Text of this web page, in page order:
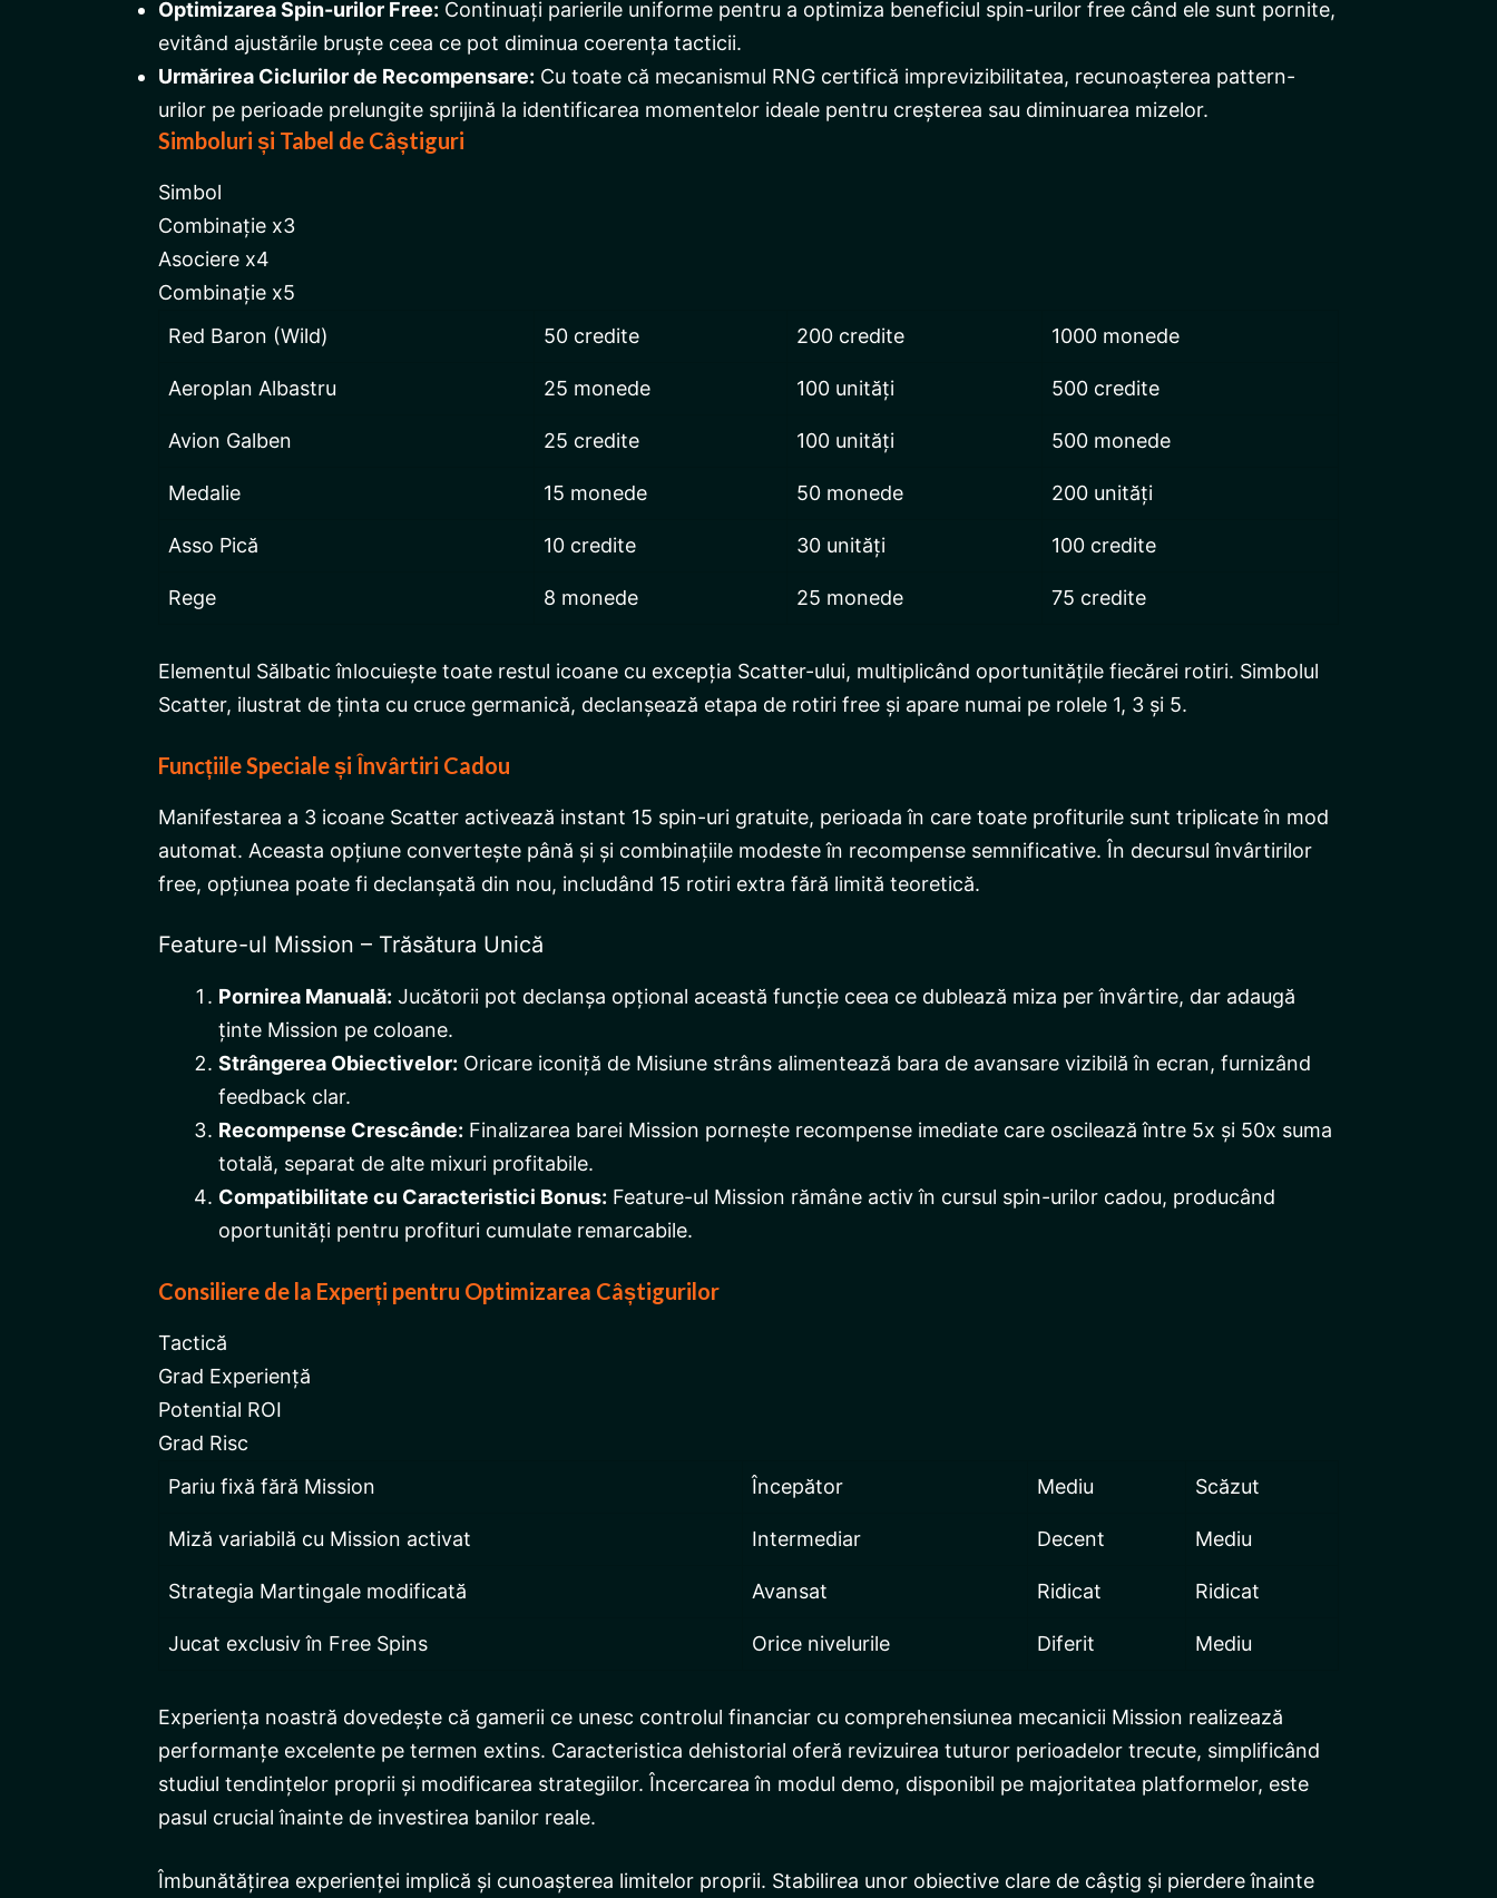
Optimizarea Spin-urilor Free: Continuați parierile uniforme pentru a optimiza beneficiul spin-urilor free când ele sunt pornite,
evitând ajustările bruște ceea ce pot diminua coerența tacticii.
Urmărirea Ciclurilor de Recompensare: Cu toate că mecanismul RNG certifică imprevizibilitatea, recunoașterea pattern-
urilor pe perioade prelungite sprijină la identificarea momentelor ideale pentru creșterea sau diminuarea mizelor.
Simboluri și Tabel de Câștiguri
Simbol
Combinație x3
Asociere x4
Combinație x5
Red Baron (Wild)
50 credite 200 credite 1000 monede
Aeroplan Albastru 25 monede 100 unități 500 credite
Avion Galben 25 credite 100 unități 500 monede
Medalie 15 monede 50 monede 200 unități
Asso Pică 10 credite 30 unități 100 credite
Rege 8 monede 25 monede 75 credite
Elementul Sălbatic înlocuiește toate restul icoane cu excepția Scatter-ului, multiplicând oportunitățile fiecărei rotiri. Simbolul
Scatter, ilustrat de ținta cu cruce germanică, declanșează etapa de rotiri free și apare numai pe rolele 1, 3 și 5.
Funcțiile Speciale și Învârtiri Cadou
Manifestarea a 3 icoane Scatter activează instant 15 spin-uri gratuite, perioada în care toate profiturile sunt triplicate în mod
automat. Aceasta opțiune convertește până și și combinațiile modeste în recompense semnificative. În decursul învârtirilor
free, opțiunea poate fi declanșată din nou, includând 15 rotiri extra fără limită teoretică.
Feature-ul Mission – Trăsătura Unică
Pornirea Manuală: Jucătorii pot declanșa opțional această funcție ceea ce dublează miza per învârtire, dar adaugă
ținte Mission pe coloane.
Strângerea Obiectivelor: Oricare iconiță de Misiune strâns alimentează bara de avansare vizibilă în ecran, furnizând
feedback clar.
Recompense Crescânde: Finalizarea barei Mission pornește recompense imediate care oscilează între 5x și 50x suma
totală, separat de alte mixuri profitabile.
Compatibilitate cu Caracteristici Bonus: Feature-ul Mission rămâne activ în cursul spin-urilor cadou, producând
oportunități pentru profituri cumulate remarcabile.
Consiliere de la Experți pentru Optimizarea Câștigurilor
Tactică
Grad Experiență
Potential ROI
Grad Risc
Pariu fixă fără Mission
Începător Mediu Scăzut
Miză variabilă cu Mission activat Intermediar Decent Mediu
Strategia Martingale modificată Avansat Ridicat Ridicat
Jucat exclusiv în Free Spins Orice nivelurile Diferit Mediu
Experiența noastră dovedește că gamerii ce unesc controlul financiar cu comprehensiunea mecanicii Mission realizează
performanțe excelente pe termen extins. Caracteristica dehistorial oferă revizuirea tuturor perioadelor trecute, simplificând
studiul tendințelor proprii și modificarea strategiilor. Încercarea în modul demo, disponibil pe majoritatea platformelor, este
pasul crucial înainte de investirea banilor reale.
Îmbunătățirea experienței implică și cunoașterea limitelor proprii. Stabilirea unor obiective clare de câștig și pierdere înainte